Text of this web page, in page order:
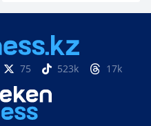
75 523k 17k